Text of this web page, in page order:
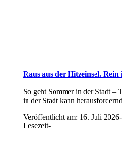
Raus aus der Hitzeinsel.
So geht Sommer in der Stadt –
in der Stadt kann
Veröffentlicht am: 16. Juli 2026-
Lesezeit-